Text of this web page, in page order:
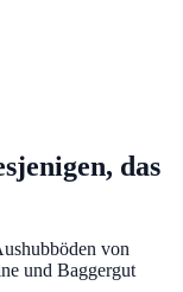
das
von
und Baggergut